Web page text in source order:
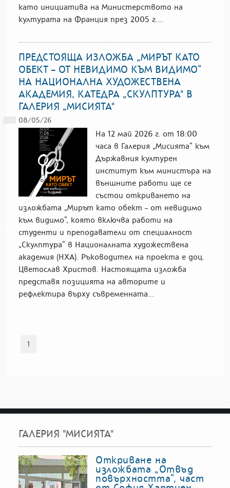
като инициатива на Министерството на
културата на Франция през 2005 г....
ПРЕДСТОЯЩА ИЗЛОЖБА „МИРЪТ КАТО
ОБЕКТ – ОТ НЕВИДИМО КЪМ ВИДИМО“
НА НАЦИОНАЛНА ХУДОЖЕСТВЕНА
АКАДЕМИЯ, КАТЕДРА „СКУЛПТУРА" В
ГАЛЕРИЯ „МИСИЯТА"
08/05/26
На 12 май 2026 г. от 18:00
часа в Галерия „Мисията“ към
Държавния културен
институт към министъра на
външните работи ще се
състои откриването на
изложбата „Мирът като обект – от невидимо
към видимо“, която включва работи на
студенти и преподаватели от специалност
„Скулптура“ в Националната художествена
академия (НХА). Ръководител на проекта е доц.
Цветослав Христов. Настоящата изложба
представя позицията на авторите и
рефлектира върху съвременната...
1
ГАЛЕРИЯ "МИСИЯТА"
Откриване на
изложбата „Отвъд
повърхността“, част